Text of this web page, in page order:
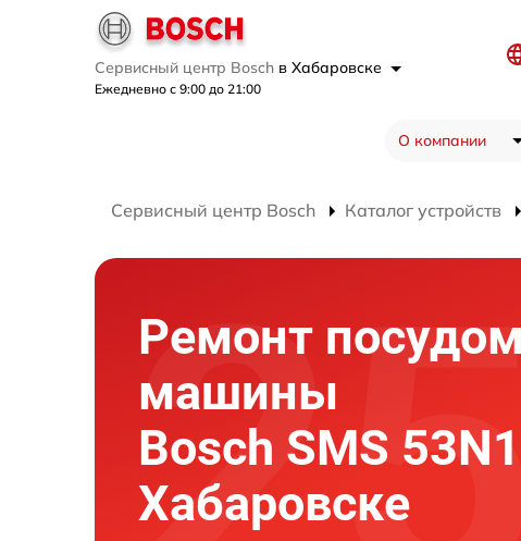
Сервисный центр Bosch в Хабаровске
Ежедневно с 9:00 до 21:00
О компании
Сервисный центр Bosch Каталог устройств
Ремонт
машины
Bosch SMS
Хабаровске